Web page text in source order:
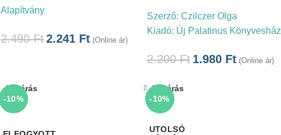
Alapítvány
2.490Ft2.241 Ft (Online ár)
Szerző: Czilczer Olga
Kiadó: Új Palatinus Könyvesház
2.200Ft 1.980 Ft (Online ár)
-10%
Bezárás
-10%
Bezárás